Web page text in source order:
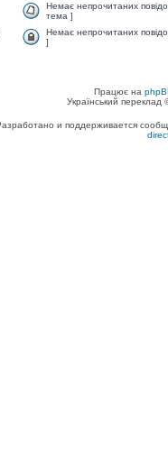
Немає непрочитаних
тема ]
Немає непрочитаних
]
Працює на
Український
и поддерживается